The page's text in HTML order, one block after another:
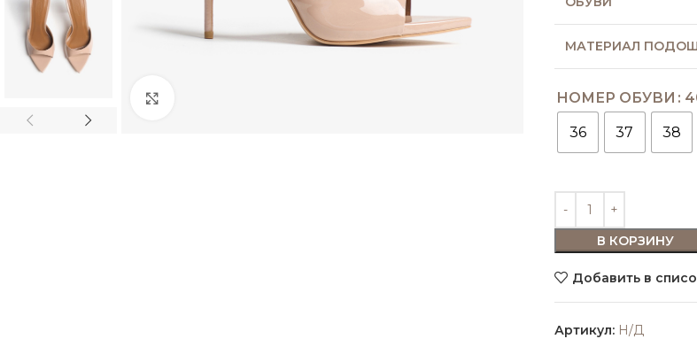
МАТЕРИАЛ
НОМЕР ОБУВИ
36 37 38
В КОРЗИНУ
Добавить в
Артикул: Н/Д